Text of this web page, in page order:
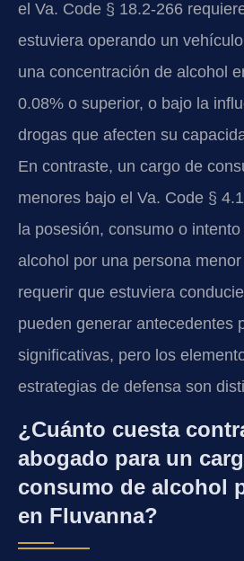
el Va. Code § 18.2-266
estuviera operando un
una concentración de alcohol
0.08% o superior, o bajo la
drogas que afecten su
En contraste, un cargo de
menores bajo el Va. Code §
la posesión, consumo o
alcohol por una persona
requerir que estuviera
pueden generar antecedentes
significativas, pero los
estrategias de defensa son
¿Cuánto cuesta
abogado para un
consumo de alcohol
en Fluvanna?